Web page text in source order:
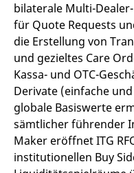
bilaterale Multi-
für Quote Requests
die Erstellung von
und gezieltes Care
Kassa- und OTC-
Derivate (einfache
globale Basiswerte
sämtlicher führender
Maker eröffnet ITG
institutionellen Buy